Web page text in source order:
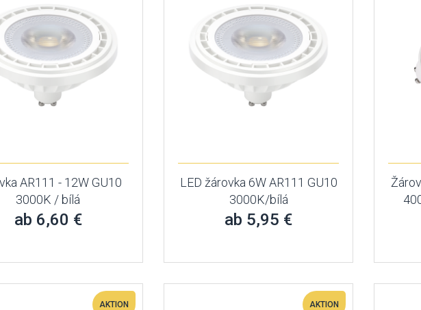
AR111 - 12W GU10
3000K / bílá
ab 6,60 €
LED žárovka 6W AR111 GU10
3000K/bílá
ab 5,95 €
AKTION AKTION